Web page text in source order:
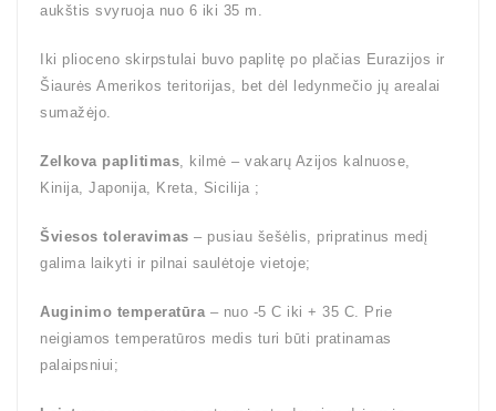
aukštis svyruoja nuo 6 iki 35 m.
Iki plioceno skirpstulai buvo paplitę po plačias Eurazijos ir
Šiaurės Amerikos teritorijas, bet dėl ledynmečio jų arealai
sumažėjo.
Zelkova paplitimas, kilmė – vakarų Azijos kalnuose,
Kinija, Japonija, Kreta, Sicilija ;
Šviesos toleravimas – pusiau šešėlis, pripratinus medį
galima laikyti ir pilnai saulėtoje vietoje;
Auginimo temperatūra– nuo -5 C iki + 35 C. Prie
neigiamos temperatūros medis turi būti pratinamas
palaipsniui;